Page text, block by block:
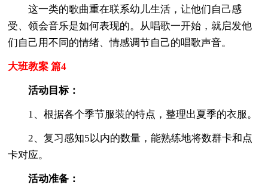
这一类的歌曲重在联系幼儿生活，让他们自己感
受、领会音乐是如何表现的。从唱歌一开始，就启发他
们自己用不同的情绪、情感调节自己的唱歌声音。
大班教案 篇4
活动目标：
1、根据各个季节服装的特点，整理出夏季的衣服。
2、复习感知5以内的数量，能熟练地将数群卡和点
卡对应。
活动准备：